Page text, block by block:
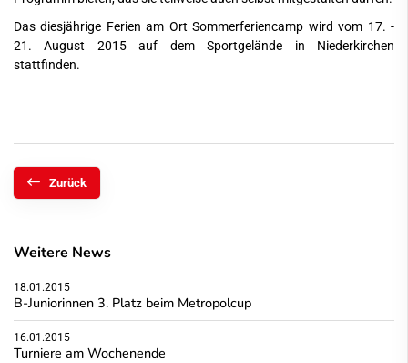
Das diesjährige Ferien am Ort Sommerferiencamp wird vom 17. -
21. August 2015 auf dem Sportgelände in Niederkirchen
stattfinden.
Zurück
Weitere News
18.01.2015
B-Juniorinnen 3. Platz beim Metropolcup
16.01.2015
Turniere am Wochenende